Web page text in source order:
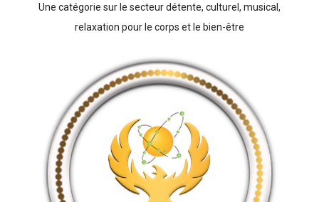
Une catégorie sur le secteur détente, culturel, musical,
relaxation pour le corps et le bien-être